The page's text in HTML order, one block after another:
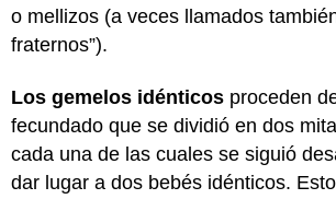
o mellizos (a veces llamados
fraternos”).
Los gemelos idénticos proceden
fecundado que se dividió en dos
cada una de las cuales se siguió
dar lugar a dos bebés idénticos.